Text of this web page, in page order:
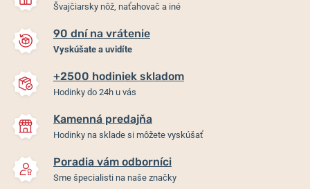
Švajčiarsky nôž, naťahovač a iné
90 dní na vrátenie
Vyskúšate a uvidíte
+2500 hodiniek skladom
Hodinky do 24h u vás
Kamenná predajňa
Hodinky na sklade si môžete vyskúšať
Poradia vám odborníci
Sme špecialisti na naše značky